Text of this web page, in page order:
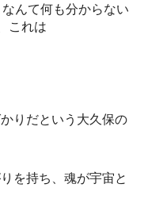
なんて何も分からない
これは
りだという大久保の
を持ち、魂が宇宙と